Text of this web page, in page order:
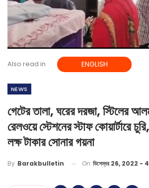
Also read in ENGLISH
NEWS
গেটের তালা, ঘরের দরজা, স্টিলের
রেলওয়ে স্টেশনের স্টাফ কোয়ার্টারে
লক্ষ টাকার সোনার গয়না
By Barakbulletin On ডিসেম্বর 26, 2022 -